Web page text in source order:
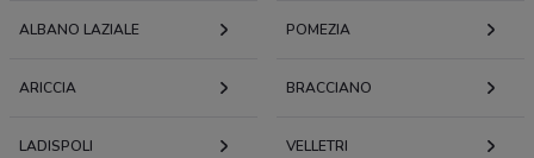
ALBANO LAZIALE POMEZIA
ARICCIA BRACCIANO
LADISPOLI VELLETRI